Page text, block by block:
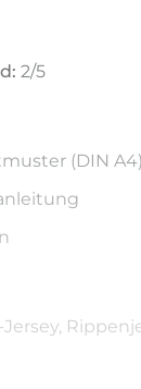
2/5
(DIN A4)